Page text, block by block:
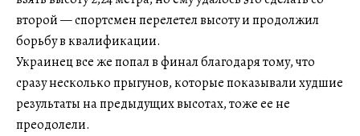
второй — спортсмен перелетел высоту и продолжил
борьбу в квалификации.
Украинец все же попал в финал благодаря тому, что
сразу несколько прыгунов, которые показывали худшие
результаты на предыдущих высотах, тоже ее не
преодолели.